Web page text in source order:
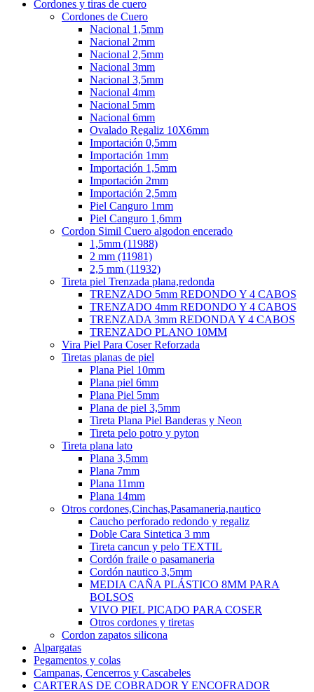
Cordones y tiras de cuero
Cordones de Cuero
Nacional 1,5mm
Nacional 2mm
Nacional 2,5mm
Nacional 3mm
Nacional 3,5mm
Nacional 4mm
Nacional 5mm
Nacional 6mm
Ovalado Regaliz 10X6mm
Importación 0,5mm
Importación 1mm
Importación 1,5mm
Importación 2mm
Importación 2,5mm
Piel Canguro 1mm
Piel Canguro 1,6mm
Cordon Simil Cuero algodon encerado
1,5mm (11988)
2 mm (11981)
2,5 mm (11932)
Tireta piel Trenzada plana,redonda
TRENZADO 5mm REDONDO Y 4 CABOS
TRENZADO 4mm REDONDO Y 4 CABOS
TRENZADA 3mm REDONDA Y 4 CABOS
TRENZADO PLANO 10MM
Vira Piel Para Coser Reforzada
Tiretas planas de piel
Plana Piel 10mm
Plana piel 6mm
Plana Piel 5mm
Plana de piel 3,5mm
Tireta Plana Piel Banderas y Neon
Tireta pelo potro y pyton
Tireta plana lato
Plana 3,5mm
Plana 7mm
Plana 11mm
Plana 14mm
Otros cordones,Cinchas,Pasamaneria,nautico
Caucho perforado redondo y regaliz
Doble Cara Sintetica 3 mm
Tireta cancun y pelo TEXTIL
Cordón fraile o pasamaneria
Cordón nautico 3,5mm
MEDIA CAÑA PLÁSTICO 8MM PARA
BOLSOS
VIVO PIEL PICADO PARA COSER
Otros cordones y tiretas
Cordon zapatos silicona
Alpargatas
Pegamentos y colas
Campanas, Cencerros y Cascabeles
CARTERAS DE COBRADOR Y ENCOFRADOR